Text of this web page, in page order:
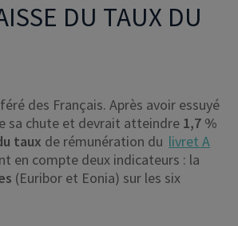
DU TAUX DU
des Français. Après avoir essuyé
sa chute et devrait atteindre 1,7 %
taux de rémunération du livret A
en compte deux indicateurs : la
(Euribor et Eonia) sur les six